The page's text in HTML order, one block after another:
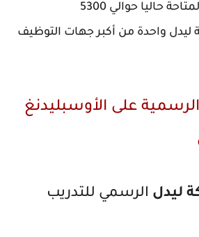
حاليا حوالي 5300
واحدة من أكبر جهات التوظيف
على الأوسبليدنغ
ليدل الرسمي للتدريب